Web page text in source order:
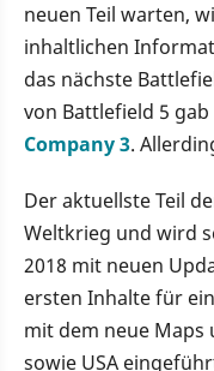
neuen Teil warten,
inhaltlichen
das nächste
von Battlefield 5 gab
Company 3.
Der aktuellste Teil
Weltkrieg und wird
2018 mit neuen
ersten Inhalte für
mit dem neue Maps
sowie USA